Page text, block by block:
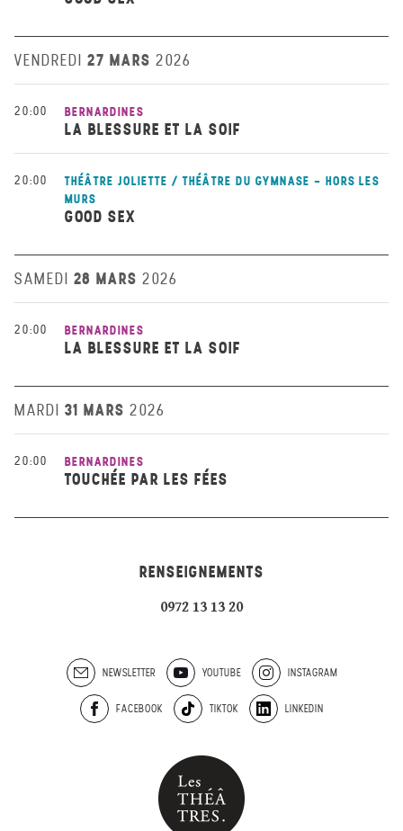
VENDREDI 27 MARS 2026
20:00 BERNARDINES
LA BLESSURE ET LA SOIF
20:00
THÉÂTRE JOLIETTE / THÉÂTRE DU GYMNASE - HORS LES
MURS
GOOD SEX
SAMEDI 28 MARS 2026
20:00 BERNARDINES
LA BLESSURE ET LA SOIF
MARDI 31 MARS 2026
20:00 BERNARDINES
TOUCHÉE PAR LES FÉES
RENSEIGNEMENTS
0972 13 13 20
NEWSLETTER YOUTUBE INSTAGRAM
FACEBOOK TIKTOK LINKEDIN